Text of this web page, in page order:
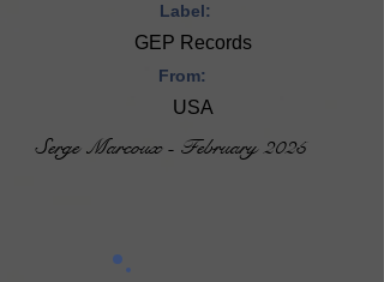
Label:
GEP Records
From:
USA
Serge Marcoux - February 2025